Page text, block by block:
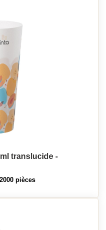
translucide -
pièces